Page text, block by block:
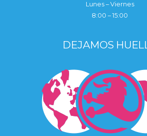
Lunes – Viernes
8:00 – 15:00
DEJAMOS